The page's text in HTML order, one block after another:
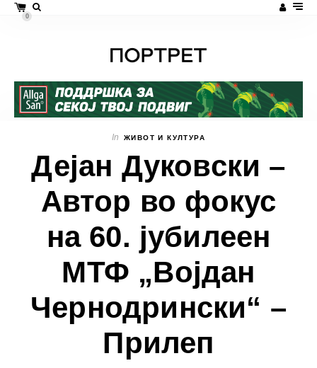
0
In ЖИВОТ И КУЛТУРА
Дејан Дуковски –
Автор во фокус
на 60. јубилеен
МТФ „Војдан
Чернодрински“ –
Прилеп